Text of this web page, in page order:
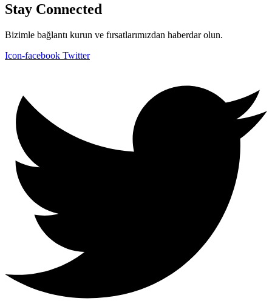
Stay Connected
Bizimle bağlantı kurun ve fırsatlarımızdan haberdar olun.
Icon-facebook Twitter